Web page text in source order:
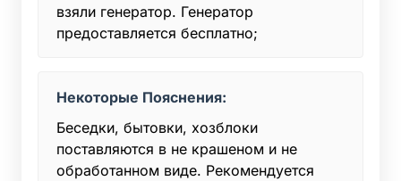
взяли генератор. Генератор
предоставляется бесплатно;
Некоторые Пояснения:
Беседки, бытовки, хозблоки
поставляются в не крашеном и не
обработанном виде. Рекомендуется